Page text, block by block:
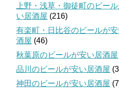
上野・浅草・御徒町のビー
い居酒屋 (216)
有楽町・日比谷のビールが
酒屋 (46)
秋葉原のビールが安い居酒屋
品川のビールが安い居酒屋
神田のビールが安い居酒屋